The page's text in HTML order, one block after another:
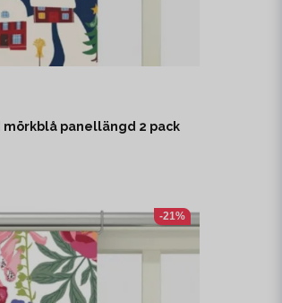
mörkblå panellängd 2 pack
-21%